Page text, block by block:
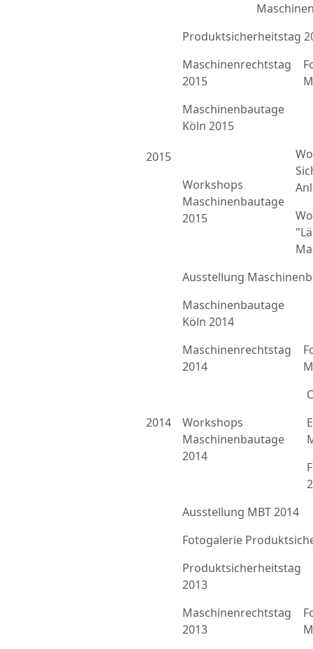
2015
Produktsicherheitstag
Maschinenrechtstag
2015
Maschinenbautage
Köln 2015
Workshops
Maschinenbautage
2015
Ausstellung
2014
Maschinenbautage
Köln 2014
Maschinenrechtstag
2014
Workshops
Maschinenbautage
2014
Ausstellung MBT 2014
Fotogalerie
Produktsicherheitstag
2013
Maschinenrechtstag
2013